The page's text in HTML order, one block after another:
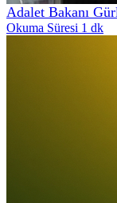
Adalet Bakanı
Okuma Süresi 1 dk